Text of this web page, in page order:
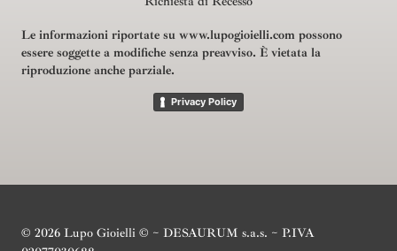
Le informazioni riportate su www.lupogioielli.com possono
essere soggette a modifiche senza preavviso. È vietata la
riproduzione anche parziale.
Privacy Policy
© 2026 Lupo Gioielli © ~ DESAURUM s.a.s. ~ P.IVA